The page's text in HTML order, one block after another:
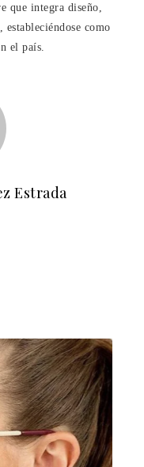
que integra diseño,
como
el país.
Estrada